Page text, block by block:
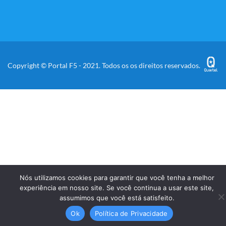
Copyright © Portal F5 - 2021. Todos os os direitos reservados.
Nós utilizamos cookies para garantir que você tenha a melhor
experiência em nosso site. Se você continua a usar este site,
assumimos que você está satisfeito.
Ok
Política de Privacidade